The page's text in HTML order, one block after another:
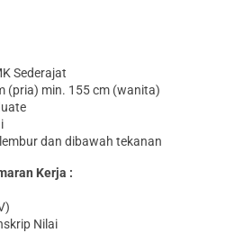
Sederajat
(pria) min. 155 cm (wanita)
dan dibawah tekanan
Kerja :
Nilai